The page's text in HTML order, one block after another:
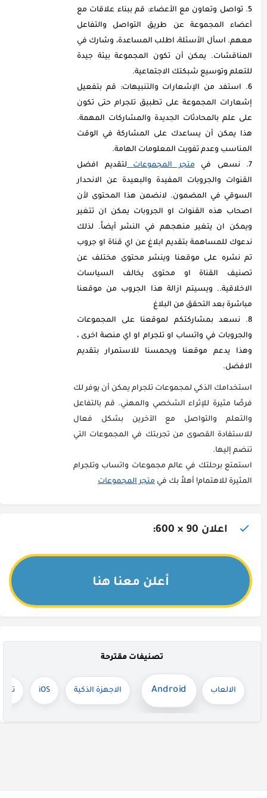
تواصل وتعاون مع الأعضاء: قم ببناء علاقات مع
أعضاء المجموعة عن طريق التواصل والتفاعل
معهم. اسأل الأسئلة، اطلب المساعدة، وشارك في
المناقشات. يمكن أن تكون المجموعة بيئة جيدة
للتعلم وتوسيع شبكتك الاجتماعية.
استفد من الإشعارات والتنبيهات: قم بتفعيل
إشعارات المجموعة على تطبيق تلجرام حتى تكون
على علم بالمحادثات الجديدة والمشاركات المهمة.
هذا يمكن أن يساعدك على المشاركة في الوقت
المناسب وعدم تفويت المعلومات الهامة.
نسعى فيمتجر المجموعاتلتقديم افضل
القنوات والجروبات المفيدة والبعيدة عن الانحدار
السوقي في المضمون. لانضمن هذا المحتوى لأن
اصحاب هذه القنوات او الجروبات يمكن ان تتغير
ويمكن ان يتغير منهجهم في النشر أيضاً. لذلك
ندعوك للمساهمة بتقديم ابلاغ عن اي قناة او جروب
تم نشره على موقعنا وينشر محتوى مختلف عن
تصنيف القناة او محتوى يخالف السياسات
الاخلاقية.. ويسيتم ازالة هذا الجروب من موقعنا
مباشرة بعد التحقق من البلاغ
نسعد بمشاركتكم لموقعنا على المجموعات
والجروبات في واتساب او تلجرام او اي منصة اخرى ،
وهذا يدعم موقعنا ويحمسنا للاستمرار بتقديم
الافضل.
استخدامك الذكي لمجموعات تلجرام يمكن أن يوفر لك
فرصًا مثيرة للإثراء الشخصي والمهني. قم بالتفاعل
والتعلم والتواصل مع الآخرين بشكل فعال
للاستفادة القصوى من تجربتك في المجموعات التي
تنضم إليها.
استمتع برحلتك في عالم مجموعات واتساب وتلجرام
المثيرة للاهتمام! أهلاً بك في متجر المجموعات
اعلان 90 × 600:
أعلن معنا هنا
تصنيفات مقترحة
الالعاب Android الاجهزة الذكية iOS